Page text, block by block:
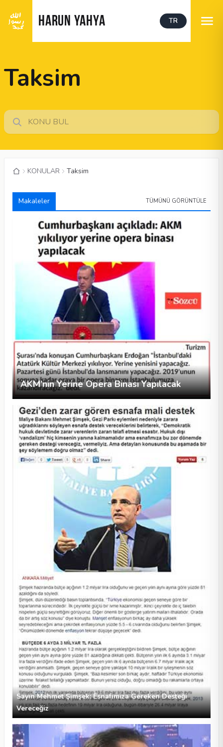
HARUN YAHYA TR
Taksim
KONULAR Taksim
Makaleler TÜMÜNÜ GÖRÜNTÜLE
AKM’nin Yerine Opera Binası Yapılacak
Sayın Mehmet Şimşek: Esnafımıza Gereken Desteği
Vereceğiz